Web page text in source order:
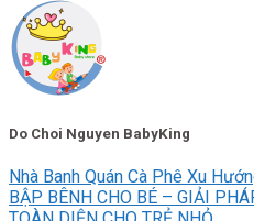
Do Choi Nguyen BabyKing
Nhà Banh Quán Cà Phê Xu
BẬP BÊNH CHO BÉ – GIẢI